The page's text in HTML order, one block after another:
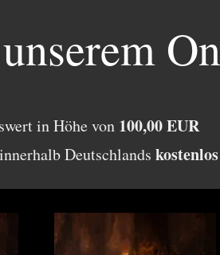
in Höhe von 100,00 EUR
Deutschlands kostenlos